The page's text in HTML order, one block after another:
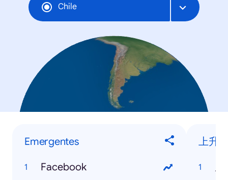
Chile
Emergentes
Facebook
上升